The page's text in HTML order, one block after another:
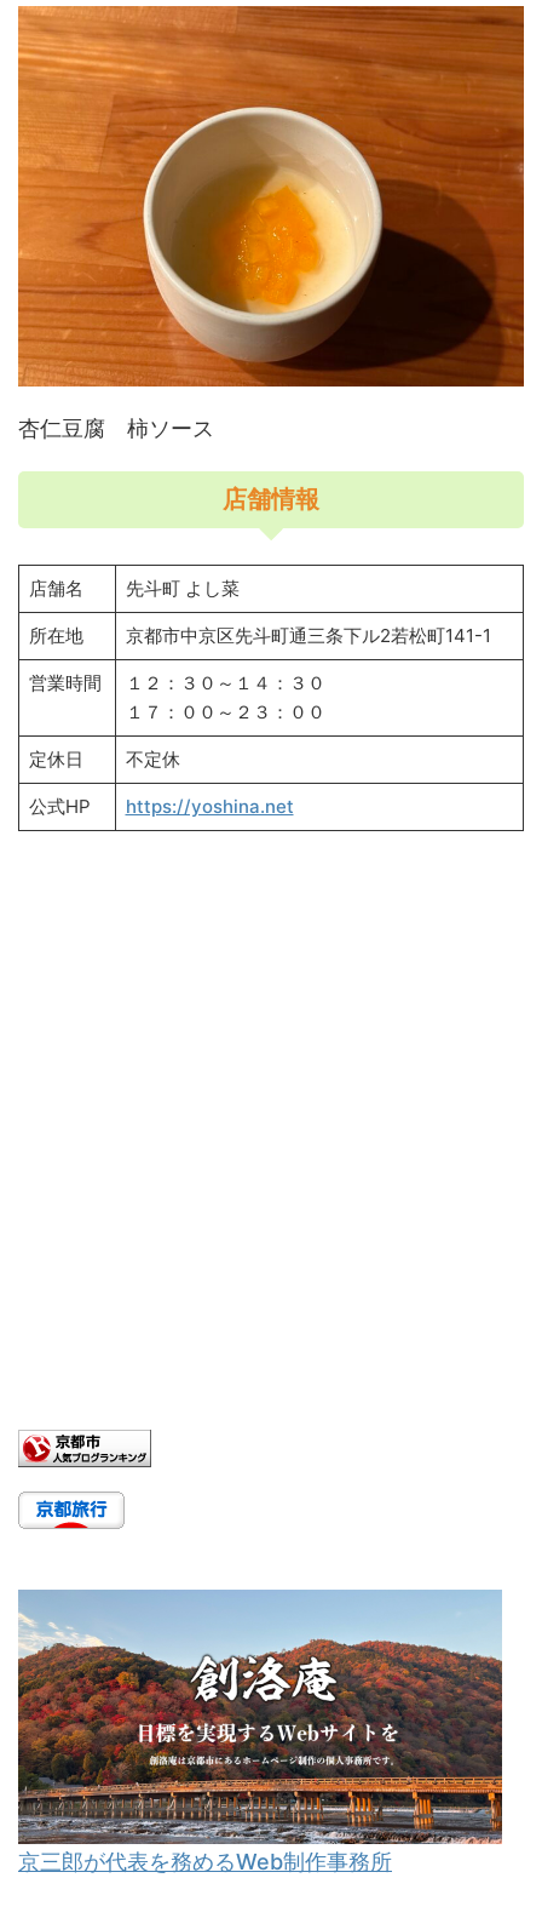
杏仁豆腐 柿ソース
店舗情報
店舗名 先斗町 よし菜
所在地 京都市中京区先斗町通三条下ル2若松町141-1
営業時間
１２：３０～１４：３０
１７：００～２３：００
定休日 不定休
公式HP https://yoshina.net
京三郎が代表を務めるWeb制作事務所